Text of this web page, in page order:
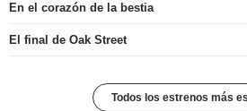
En el corazón de la bestia
El final de Oak Street
Todos los estrenos más